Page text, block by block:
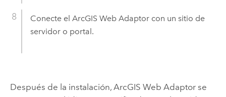
Conecte el ArcGIS Web Adaptorcon un sitio de
servidor o portal.
Después de la instalación, ArcGIS Web Adaptorse